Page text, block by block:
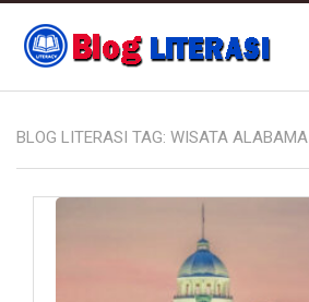
BLOG LITERASI TAG: WISATA ALABAMA